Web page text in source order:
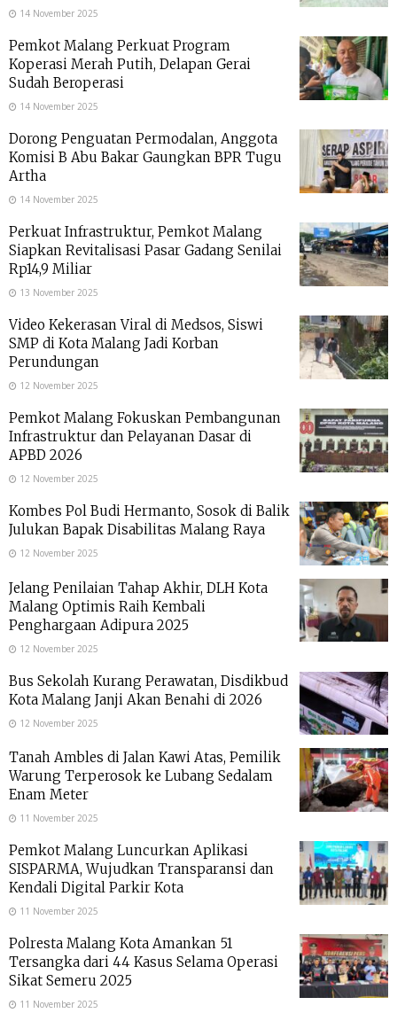
14 November 2025
Pemkot Malang Perkuat Program
Koperasi Merah Putih, Delapan Gerai
Sudah Beroperasi
14 November 2025
Dorong Penguatan Permodalan, Anggota
Komisi B Abu Bakar Gaungkan BPR Tugu
Artha
14 November 2025
Perkuat Infrastruktur, Pemkot Malang
Siapkan Revitalisasi Pasar Gadang Senilai
Rp14,9 Miliar
13 November 2025
Video Kekerasan Viral di Medsos, Siswi
SMP di Kota Malang Jadi Korban
Perundungan
12 November 2025
Pemkot Malang Fokuskan Pembangunan
Infrastruktur dan Pelayanan Dasar di
APBD 2026
12 November 2025
Kombes Pol Budi Hermanto, Sosok di Balik
Julukan Bapak Disabilitas Malang Raya
12 November 2025
Jelang Penilaian Tahap Akhir, DLH Kota
Malang Optimis Raih Kembali
Penghargaan Adipura 2025
12 November 2025
Bus Sekolah Kurang Perawatan, Disdikbud
Kota Malang Janji Akan Benahi di 2026
12 November 2025
Tanah Ambles di Jalan Kawi Atas, Pemilik
Warung Terperosok ke Lubang Sedalam
Enam Meter
11 November 2025
Pemkot Malang Luncurkan Aplikasi
SISPARMA, Wujudkan Transparansi dan
Kendali Digital Parkir Kota
11 November 2025
Polresta Malang Kota Amankan 51
Tersangka dari 44 Kasus Selama Operasi
Sikat Semeru 2025
11 November 2025